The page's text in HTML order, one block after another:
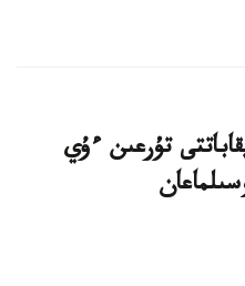
كوپقاباتتى تۇرعىن ءۇي